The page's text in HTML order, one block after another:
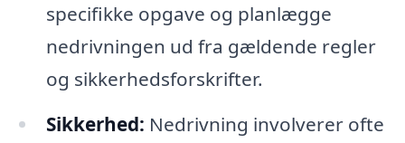
specifikke opgave og planlægge
nedrivningen ud fra gældende regler
og sikkerhedsforskrifter.
Sikkerhed: Nedrivning involverer ofte